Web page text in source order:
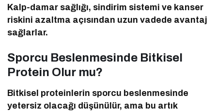
Kalp-damar sağlığı, sindirim sistemi ve kanser
riskini azaltma açısından uzun vadede avantaj
sağlarlar.
Sporcu Beslenmesinde Bitkisel
Protein Olur mu?
Bitkisel proteinlerin sporcu beslenmesinde
yetersiz olacağı düşünülür, ama bu artık